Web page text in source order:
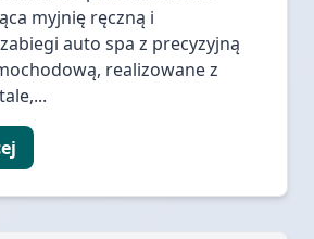
myjnię ręczną i
auto spa z precyzyjną
realizowane z